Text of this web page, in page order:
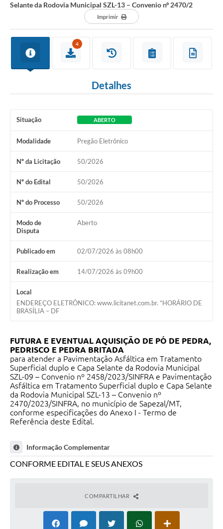
Selante da Rodovia Municipal SZL-13 – Convenio nº 2470/2
Imprimir
4
Detalhes
Situação ABERTO
Modalidade Pregão Eletrônico
Nº da Licitação 50/2026
Nº do Edital 50/2026
Nº do Processo 50/2026
Modo de
Disputa
Aberto
Publicado em 02/07/2026 às 08h00
Realização em 14/07/2026 às 09h00
Local
ENDEREÇO ELETRÔNICO: www.licitanet.com.br. *HORÁRIO DE
BRASÍLIA – DF
FUTURA E EVENTUAL AQUISIÇÃO DE PÓ DE PEDRA,
PEDRISCO E PEDRA BRITADA
para atender a Pavimentação Asfáltica em Tratamento
Superficial duplo e Capa Selante da Rodovia Municipal
SZL-09 – Convenio nº 2458/2023/SINFRA e Pavimentação
Asfáltica em Tratamento Superficial duplo e Capa Selante
da Rodovia Municipal SZL-13 – Convenio nº
2470/2023/SINFRA, no município de Sapezal/MT,
conforme especificações do Anexo I - Termo de
Referência deste Edital.
Informação Complementar
CONFORME EDITAL E SEUS ANEXOS
COMPARTILHAR